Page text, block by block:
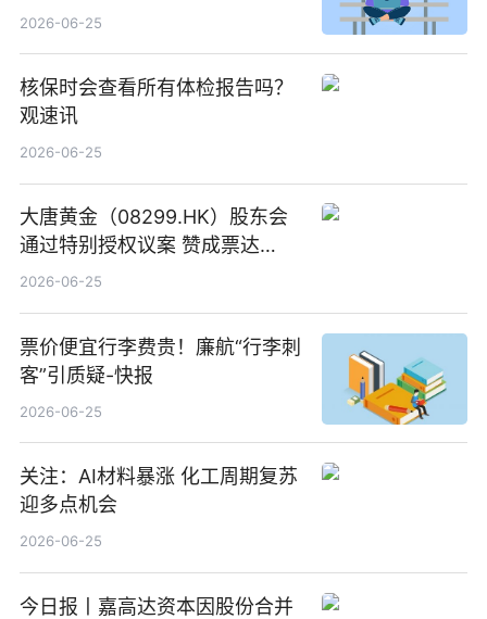
创作工作流进一步提效
2026-06-25
核保时会查看所有体检报告吗？
观速讯
2026-06-25
大唐黄金（08299.HK）股东会
通过特别授权议案 赞成票达
100%_新动态
2026-06-25
票价便宜行李费贵！廉航“行李刺
客”引质疑-快报
2026-06-25
关注：AI材料暴涨 化工周期复苏
迎多点机会
2026-06-25
今日报丨嘉高达资本因股份合并